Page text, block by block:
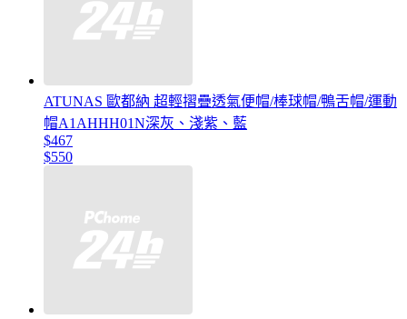
ATUNAS 歐都納 超輕摺疊透氣便帽/棒球帽/鴨舌帽/運動
帽A1AHHH01N深灰、淺紫、藍
$467
$550